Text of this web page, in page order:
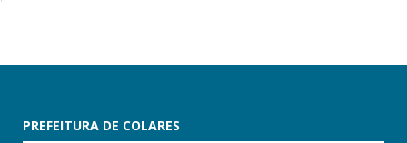
PREFEITURA DE COLARES